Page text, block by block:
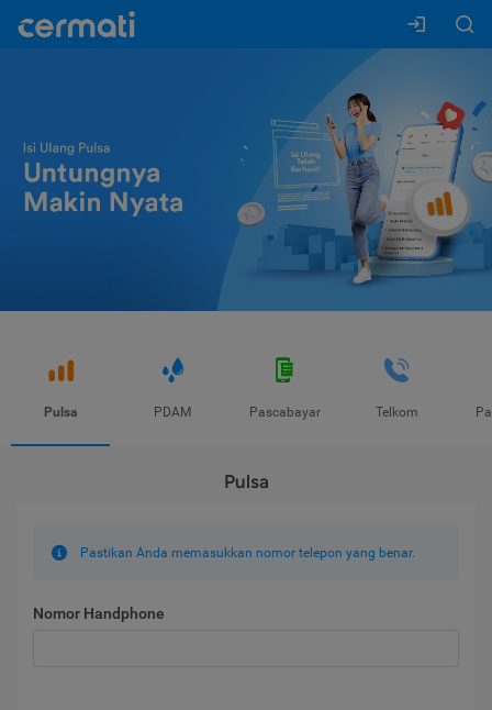
Pulsa PDAM Pascabayar Telkom
Pulsa
Pastikan Anda memasukkan nomor telepon yang benar.
Nomor Handphone